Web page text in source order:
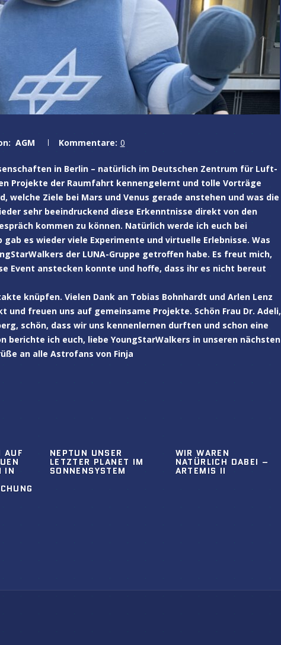
AGM Kommentare: 0
in Berlin – natürlich im Deutschen Zentrum für Luft-
Projekte der Raumfahrt kennengelernt und tolle Vorträge
welche Ziele bei Mars und Venus gerade anstehen und was die
sehr beeindruckend diese Erkenntnisse direkt von den
kommen zu können. Natürlich werde ich euch bei
es wieder viele Experimente und virtuelle Erlebnisse. Was
der LUNA-Gruppe getroffen habe. Es freut mich,
Event anstecken konnte und hoffe, dass ihr es nicht bereut
knüpfen. Vielen Dank an Tobias Bohnhardt und Arlen Lenz
freuen uns auf gemeinsame Projekte. Schön Frau Dr. Adeli,
schön, dass wir uns kennenlernen durften und schon eine
berichte ich euch, liebe YoungStarWalkers in unseren nächsten
an alle Astrofans von Finja
AUF
IN
NEPTUN UNSER
LETZTER PLANET IM
SONNENSYSTEM
WIR WAREN
NATÜRLICH DABEI –
ARTEMIS II